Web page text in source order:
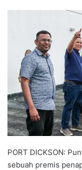
d
a
n
m
a
l
PORT DICKSON:
sebuah premis